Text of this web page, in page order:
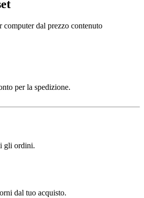
dal prezzo contenuto
per la spedizione.
gli ordini.
dal tuo acquisto.